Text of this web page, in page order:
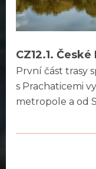
CZ12.1.
První část trasy
s Prachaticemi
metropole a od